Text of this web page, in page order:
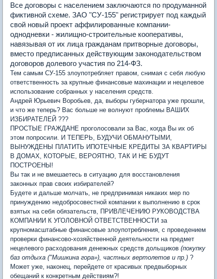
Все договоры с населением заключаются по продуманной
фиктивной схеме. ЗАО "СУ-155" регистрирует под каждый
свой новый проект аффилированные компании-
однодневки - жилищно-строительные кооперативы,
навязывая от их лица гражданам притворные договоры,
вместо предписанных действующим законодательством
договоров долевого участия по 214-ФЗ.
Тем самым СУ-155 злоупотребляет правом, снимая с себя любую
ответственность за крупные финансовые махинации и нецелевое
использование собранных у населения средств.
Андрей Юрьевич Воробьев, да, выборы губернатора уже прошли,
и что же теперь? Вас больше не волнуют проблемы ВАШИХ
ИЗБИРАТЕЛЕЙ ???
ПРОСТЫЕ ГРАЖДАНЕ проголосовали за Вас, когда Вы их об
этом попросили. И ТЕПЕРЬ, БУДУЧИ ОБМАНУТЫМИ,
ВЫНУЖДЕНЫ ПЛАТИТЬ ИПОТЕЧНЫЕ КРЕДИТЫ ЗА КВАРТИРЫ
В ДОМАХ, КОТОРЫЕ, ВЕРОЯТНО, ТАК И НЕ БУДУТ
ПОСТРОЕНЫ!
Вы так и не вмешаетесь в ситуацию для восстановления
законных прав своих избирателей?
Будете и дальше молчать, не предпринимая никаких мер по
принуждению недобросовестной компании к выполнению в срок
взятых на себя обязательств, ПРИВЛЕЧЕНИЮ РУКОВОДСТВА
КОМПАНИИ К УГОЛОВНОЙ ОТВЕТСТВЕННОСТИ за
крупномасштабные финансовые злоупотребления, с проведением
проверки финансово-хозяйственной деятельности на предмет
нецелевого расходования денежных средств дольщиков (покупку
баз отдыха ("Мишкина гора»), частных вертолетов и пр.) ?
Может уже, наконец, перейдете от красивых предвыборных
обещаний к конкретным действиям?!